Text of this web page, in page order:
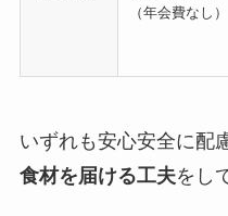
（年会費なし）
いずれも安心安全に配
食材を届ける工夫をし